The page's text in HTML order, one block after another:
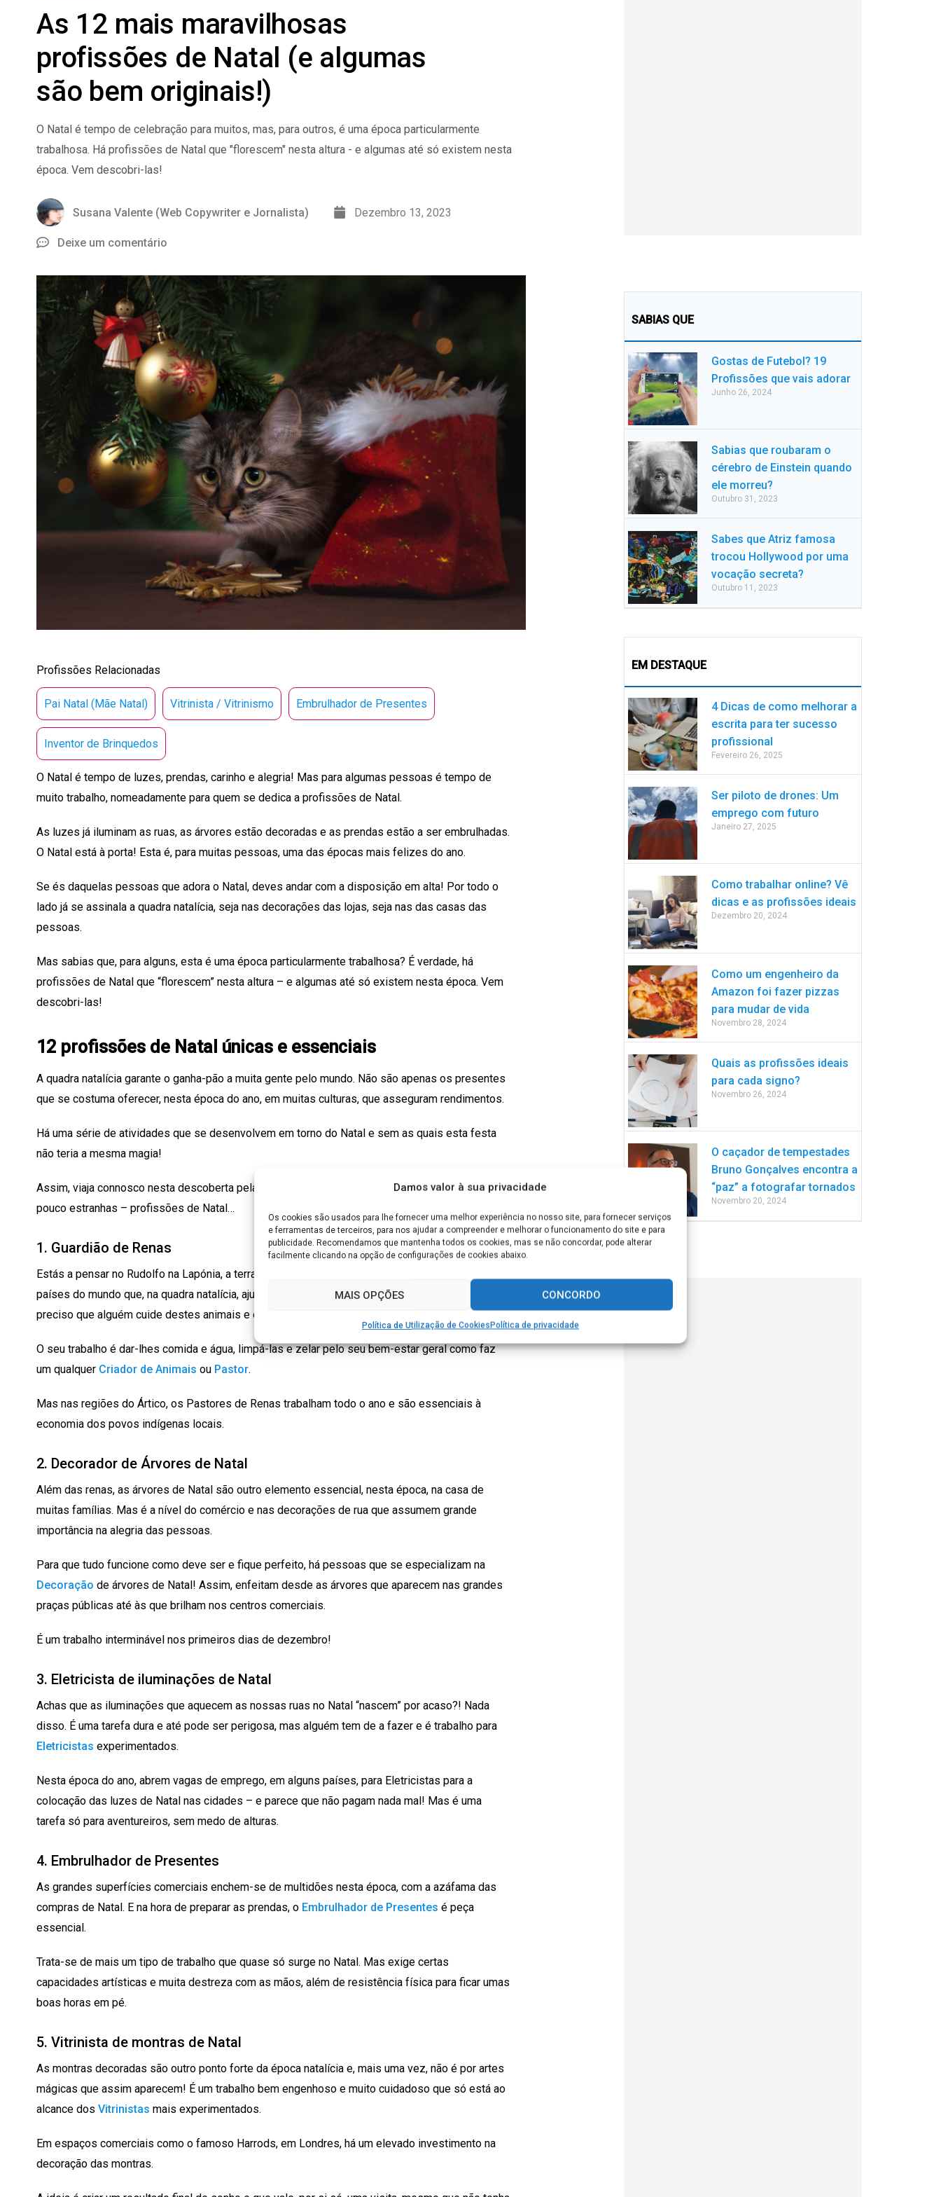
Damos valor à sua privacidade
Os cookies são usados para lhe fornecer uma melhor experiência no nosso site, para fornecer serviços
e ferramentas de terceiros, para nos ajudar a compreender e melhorar o funcionamento do site e para
publicidade. Recomendamos que mantenha todos os cookies, mas se não concordar, pode alterar
facilmente clicando na opção de configurações de cookies abaixo.
CONCORDO
MAIS OPÇÕES
Política de Utilização de CookiesPolítica de privacidade
As 12 mais maravilhosas
profissões de Natal (e algumas
são bem originais!)
O Natal é tempo de celebração para muitos, mas, para outros, é uma época particularmente
trabalhosa. Há profissões de Natal que "florescem" nesta altura - e algumas até só existem nesta
época. Vem descobri-las!
Susana Valente (Web Copywriter e Jornalista) Dezembro 13, 2023
Deixe um comentário
Profissões Relacionadas
Pai Natal (Mãe Natal) Vitrinista / Vitrinismo Embrulhador de Presentes
Inventor de Brinquedos
O Natal é tempo de luzes, prendas, carinho e alegria! Mas para algumas pessoas é tempo de
muito trabalho, nomeadamente para quem se dedica a profissões de Natal.
As luzes já iluminam as ruas, as árvores estão decoradas e as prendas estão a ser embrulhadas.
O Natal está à porta! Esta é, para muitas pessoas, uma das épocas mais felizes do ano.
Se és daquelas pessoas que adora o Natal, deves andar com a disposição em alta! Por todo o
lado já se assinala a quadra natalícia, seja nas decorações das lojas, seja nas das casas das
pessoas.
Mas sabias que, para alguns, esta é uma época particularmente trabalhosa? É verdade, há
profissões de Natal que “florescem” nesta altura – e algumas até só existem nesta época. Vem
descobri-las!
12 profissões de Natal únicas e essenciais
A quadra natalícia garante o ganha-pão a muita gente pelo mundo. Não são apenas os presentes
que se costuma oferecer, nesta época do ano, em muitas culturas, que asseguram rendimentos.
Há uma série de atividades que se desenvolvem em torno do Natal e sem as quais esta festa
não teria a mesma magia!
Assim, viaja connosco nesta descoberta pelas mais maravilhosas – e algumas também um
pouco estranhas – profissões de Natal…
1. Guardião de Renas
Estás a pensar no Rudolfo na Lapónia, a terra do Pai Natal? Na verdade, há renas em vários
países do mundo que, na quadra natalícia, ajudam a fortalecer a magia da época. Por isso, é
preciso que alguém cuide destes animais e é aqui que entra o Guardião de Renas.
O seu trabalho é dar-lhes comida e água, limpá-las e zelar pelo seu bem-estar geral como faz
um qualquer Criador de Animais ou Pastor.
Mas nas regiões do Ártico, os Pastores de Renas trabalham todo o ano e são essenciais à
economia dos povos indígenas locais.
2. Decorador de Árvores de Natal
Além das renas, as árvores de Natal são outro elemento essencial, nesta época, na casa de
muitas famílias. Mas é a nível do comércio e nas decorações de rua que assumem grande
importância na alegria das pessoas.
Para que tudo funcione como deve ser e fique perfeito, há pessoas que se especializam na
Decoração de árvores de Natal! Assim, enfeitam desde as árvores que aparecem nas grandes
praças públicas até às que brilham nos centros comerciais.
É um trabalho interminável nos primeiros dias de dezembro!
3. Eletricista de iluminações de Natal
Achas que as iluminações que aquecem as nossas ruas no Natal “nascem” por acaso?! Nada
disso. É uma tarefa dura e até pode ser perigosa, mas alguém tem de a fazer e é trabalho para
Eletricistas experimentados.
Nesta época do ano, abrem vagas de emprego, em alguns países, para Eletricistas para a
colocação das luzes de Natal nas cidades – e parece que não pagam nada mal! Mas é uma
tarefa só para aventureiros, sem medo de alturas.
4. Embrulhador de Presentes
As grandes superfícies comerciais enchem-se de multidões nesta época, com a azáfama das
compras de Natal. E na hora de preparar as prendas, o Embrulhador de Presentes é peça
essencial.
Trata-se de mais um tipo de trabalho que quase só surge no Natal. Mas exige certas
capacidades artísticas e muita destreza com as mãos, além de resistência física para ficar umas
boas horas em pé.
5. Vitrinista de montras de Natal
As montras decoradas são outro ponto forte da época natalícia e, mais uma vez, não é por artes
mágicas que assim aparecem! É um trabalho bem engenhoso e muito cuidadoso que só está ao
alcance dos Vitrinistas mais experimentados.
Em espaços comerciais como o famoso Harrods, em Londres, há um elevado investimento na
decoração das montras.
SABIAS QUE
Gostas de Futebol? 19
Profissões que vais adorar
Junho 26, 2024
Sabias que roubaram o
cérebro de Einstein quando
ele morreu?
Outubro 31, 2023
Sabes que Atriz famosa
trocou Hollywood por uma
vocação secreta?
Outubro 11, 2023
EM DESTAQUE
4 Dicas de como melhorar a
escrita para ter sucesso
profissional
Fevereiro 26, 2025
Ser piloto de drones: Um
emprego com futuro
Janeiro 27, 2025
Como trabalhar online? Vê
dicas e as profissões ideais
Dezembro 20, 2024
Como um engenheiro da
Amazon foi fazer pizzas
para mudar de vida
Novembro 28, 2024
Quais as profissões ideais
para cada signo?
Novembro 26, 2024
O caçador de tempestades
Bruno Gonçalves encontra a
“paz” a fotografar tornados
Novembro 20, 2024